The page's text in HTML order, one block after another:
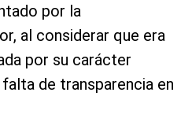
por la
al considerar que era
por su carácter
de transparencia en